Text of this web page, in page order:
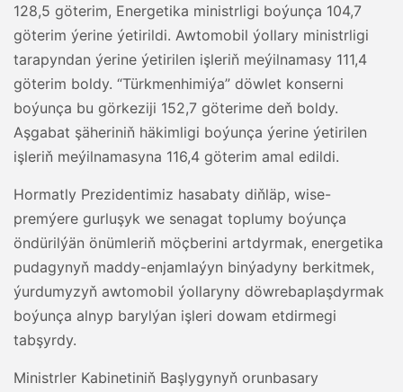
128,5 göterim, Energetika ministrligi boýunça 104,7
göterim ýerine ýetirildi. Awtomobil ýollary ministrligi
tarapyndan ýerine ýetirilen işleriň meýilnamasy 111,4
göterim boldy. “Türkmenhimiýa” döwlet konserni
boýunça bu görkeziji 152,7 göterime deň boldy.
Aşgabat şäheriniň häkimligi boýunça ýerine ýetirilen
işleriň meýilnamasyna 116,4 göterim amal edildi.
Hormatly Prezidentimiz hasabaty diňläp, wise-
premýere gurluşyk we senagat toplumy boýunça
öndürilýän önümleriň möçberini artdyrmak, energetika
pudagynyň maddy-enjamlaýyn binýadyny berkitmek,
ýurdumyzyň awtomobil ýollaryny döwrebaplaşdyrmak
boýunça alnyp barylýan işleri dowam etdirmegi
tabşyrdy.
Ministrler Kabinetiniň Başlygynyň orunbasary